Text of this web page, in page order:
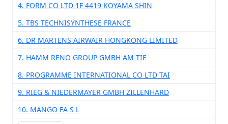
4. FORM CO LTD 1F 4419 KOYAMA SHIN
5. TBS TECHNISYNTHESE FRANCE
6. DR MARTENS AIRWAIR HONGKONG LIMITED
7. HAMM RENO GROUP GMBH AM TIE
8. PROGRAMME INTERNATIONAL CO LTD TAI
9. RIEG & NIEDERMAYER GMBH ZILLENHARD
10. MANGO FA S L